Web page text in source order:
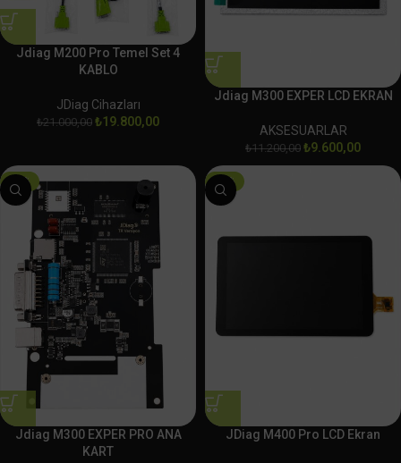
Jdiag M200 Pro Temel Set 4
KABLO
JDiag Cihazları
₺21.000,00 ₺19.800,00
Jdiag M300 EXPER LCD EKRAN
AKSESUARLAR
₺11.200,00 ₺9.600,00
-13%
Jdiag M300 EXPER PRO ANA
KART
-11%
JDiag M400 Pro LCD Ekran